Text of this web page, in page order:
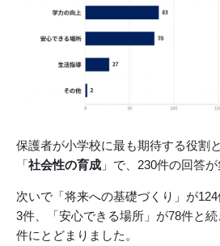
保護者が小学校に最も期待する役割
「社会性の育成 」で、230件の回答が
次いで「将来への基礎づくり」が
3件、「安心できる場所」が78件と
件にとどまりました。